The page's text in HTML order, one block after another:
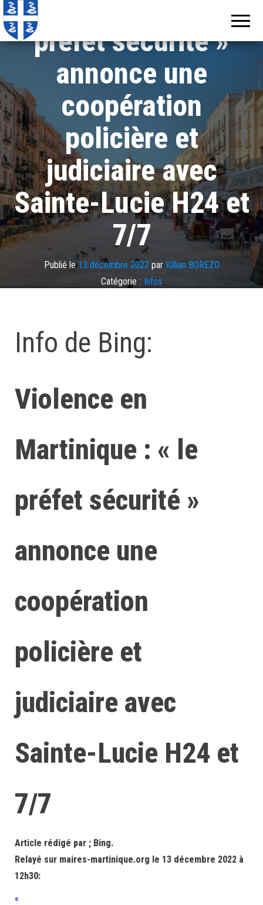
Martinique : « le
préfet sécurité »
annonce une
coopération
policière et
judiciaire avec
Sainte-Lucie H24 et
7/7
Publié le13 décembre 2022 par Killian BOREZO
Catégorie : Infos
Info de Bing:
Violence en
Martinique : « le
préfet sécurité »
annonce une
coopération
policière et
judiciaire avec
Sainte-Lucie H24 et
7/7
Article rédigé par ; Bing.
Relayé sur maires-martinique.org le 13 décembre 2022 à
12h30:
«